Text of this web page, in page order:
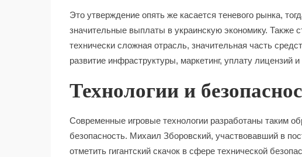
Это утверждение опять же касается теневого рынка,
значительные выплаты в украинскую экономику. Также
технически сложная отрасль, значительная часть
развитие инфраструктуры, маркетинг, уплату лицензий и
Технологии и
Современные игровые технологии разработаны таким
безопасность. Михаил Зборовский, участвовавший в
отметить гигантский скачок в сфере технической